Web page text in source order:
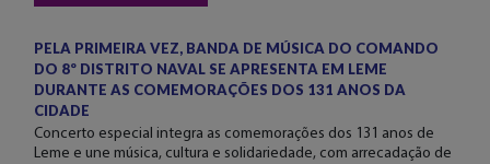
PELA PRIMEIRA VEZ, BANDA DE MÚSICA DO COMANDO
DO 8º DISTRITO NAVAL SE APRESENTA EM LEME
DURANTE AS COMEMORAÇÕES DOS 131 ANOS DA
CIDADE
Concerto especial integra as comemorações dos 131 anos de
Leme e une música, cultura e solidariedade, com arrecadação de